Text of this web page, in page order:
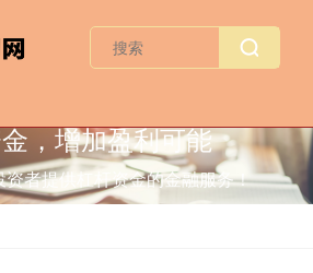
，增加盈利可能
者提供杠杆资金的金融服务！